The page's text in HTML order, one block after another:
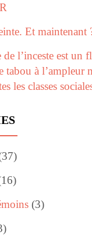
Et maintenant
de l’inceste est un
tabou à l’ampleur
les classes
(3)